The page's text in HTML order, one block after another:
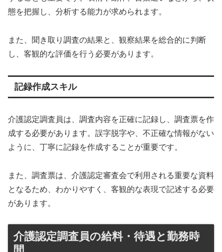
態を把握し、分析する能力が求められます。
また、聞き取り調査の結果と、観察結果を総合的に判断
し、客観的な評価を行う必要があります。
記録作成スキル
介護認定調査員は、調査内容を正確に記録し、調査票を作
成する必要があります。誤字脱字や、不正確な情報がない
ように、丁寧に記録を作成することが重要です。
また、調査票は、介護認定審査会で利用される重要な資料
となるため、わかりやすく、客観的な表現で記述する必要
があります。
介護認定調査員の給料・待遇と勤務時